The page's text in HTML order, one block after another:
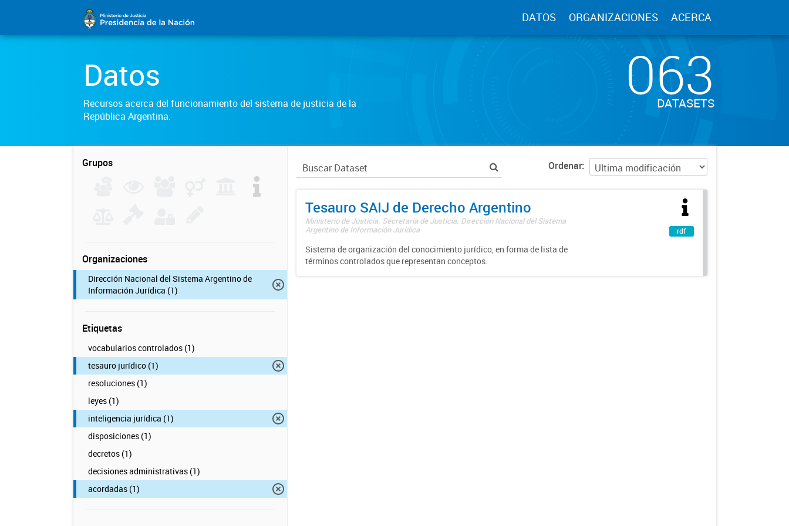
DATOS ORGANIZACIONES ACERCA
Datos
Recursos acerca del funcionamiento del sistema de justicia de la
República Argentina.
063
DATASETS
Grupos
Organizaciones
Dirección Nacional del Sistema Argentino de
Información Jurídica (1)
Etiquetas
vocabularios controlados (1)
tesauro jurídico (1)
resoluciones (1)
leyes (1)
inteligencia jurídica (1)
disposiciones (1)
decretos (1)
decisiones administrativas (1)
acordadas (1)
Ordenar
Tesauro SAIJ de Derecho Argentino
Ministerio de Justicia. Secretaría de Justicia. Dirección Nacional del Sistema
Argentino de Información Jurídica
Sistema de organización del conocimiento jurídico, en forma de lista de
términos controlados que representan conceptos.
rdf